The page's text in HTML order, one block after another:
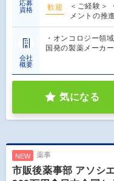
応募
資格
歓迎
＜ご経験＞
メントの推
会社
概要
・オンコロジー領
国発の製薬メーカ
気になる
NEW 薬事
市販後薬事部 アソシ